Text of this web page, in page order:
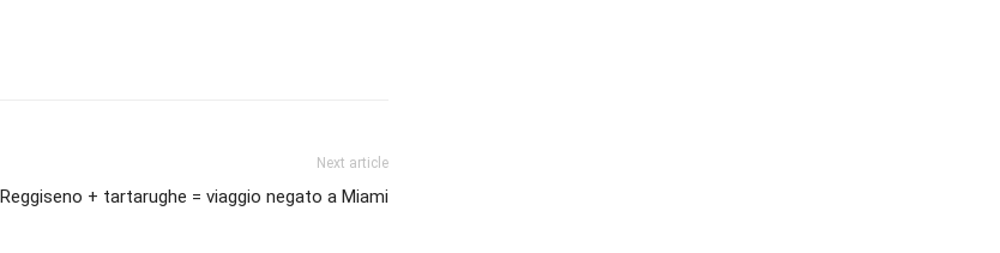
Next article
Reggiseno + tartarughe = viaggio negato a Miami